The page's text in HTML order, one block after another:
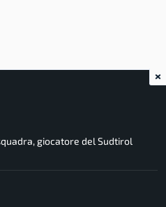
giocatore del Sudtirol
×